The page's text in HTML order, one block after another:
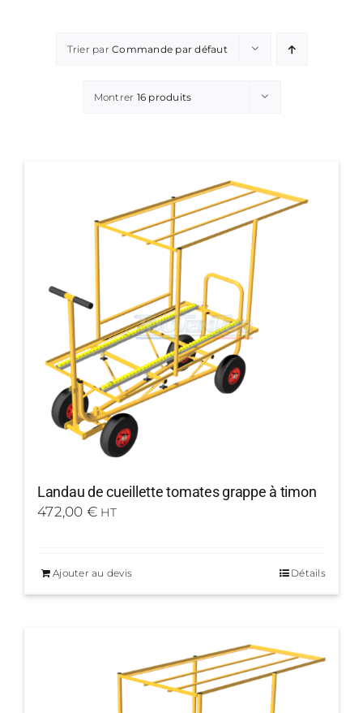
Trier parCommande par défaut
Montrer 16 produits
Landau de cueillette tomates grappe à timon
472,00 € HT
Ajouter au devis Détails